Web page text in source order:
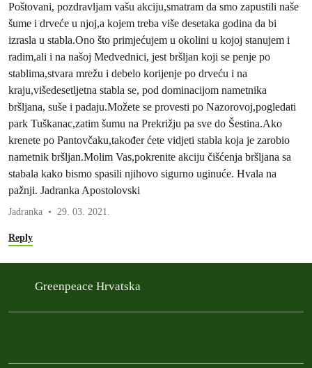
Poštovani, pozdravljam vašu akciju,smatram da smo zapustili naše
šume i drveće u njoj,a kojem treba više desetaka godina da bi
izrasla u stabla.Ono što primjećujem u okolini u kojoj stanujem i
radim,ali i na našoj Medvednici, jest bršljan koji se penje po
stablima,stvara mrežu i debelo korijenje po drveću i na
kraju,višedesetljetna stabla se, pod dominacijom nametnika
bršljana, suše i padaju.Možete se provesti po Nazorovoj,pogledati
park Tuškanac,zatim šumu na Prekrižju pa sve do Šestina.Ako
krenete po Pantovčaku,također ćete vidjeti stabla koja je zarobio
nametnik bršljan.Molim Vas,pokrenite akciju čišćenja bršljana sa
stabala kako bismo spasili njihovo sigurno uginuće. Hvala na
pažnji. Jadranka Apostolovski
Jadranka 29. 03. 2021.
Reply
Greenpeace Hrvatska